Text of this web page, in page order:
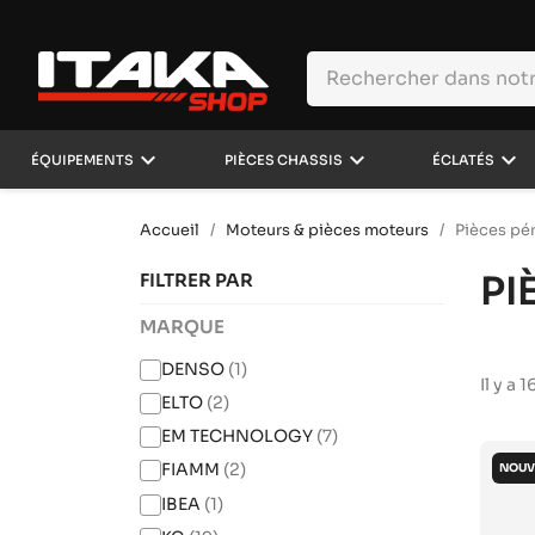
ÉQUIPEMENTS keyboard_arrow_down PIÈCES CHASSIS keyboard_arrow_down ÉCLATÉS keyboard_arrow_down
Accueil Moteurs & pièces moteurs Pièces
FILTRER PAR
MARQUE
DENSO (1)
ELTO (2)
EM TECHNOLOGY (7)
FIAMM (2)
IBEA (1)
Il y a